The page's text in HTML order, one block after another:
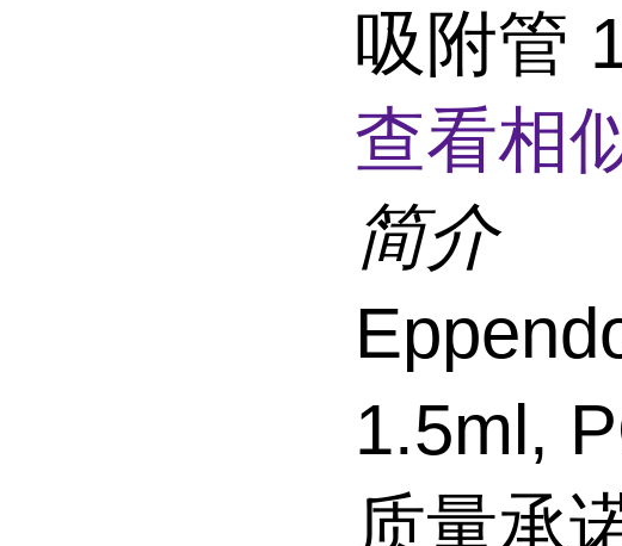
吸附管
查看相
简介
1.5ml,
质量承